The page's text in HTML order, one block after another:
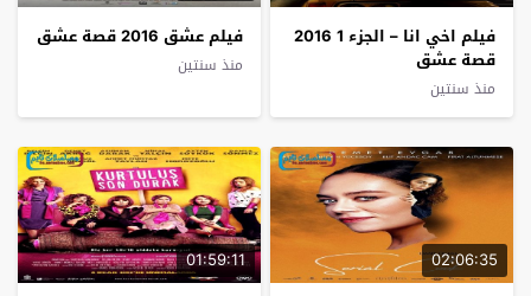
فيلم اخي انا – الجزء 1 2016
قصة عشق
منذ سنتين
فيلم عشق 2016 قصة عشق
منذ سنتين
02:06:35
01:59:11